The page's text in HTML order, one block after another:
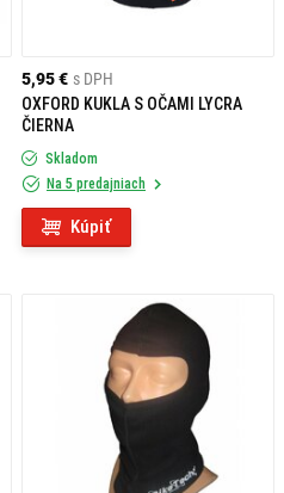
5,95 € s DPH
OXFORD KUKLA S OČAMI LYCRA
ČIERNA
Skladom
Na 5 predajniach
Kúpiť